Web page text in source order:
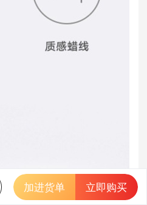
加进货单 立即购买